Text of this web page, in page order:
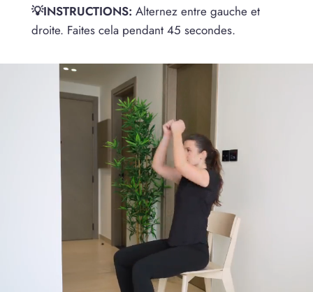
💡INSTRUCTIONS: Alternez entre gauche et
droite. Faites cela pendant 45 secondes.